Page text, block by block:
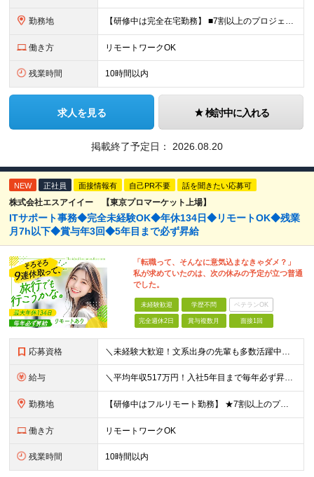
勤務地 【研修中は完全在宅勤務】 ■7割以上のプロジェクトでリモートワークを導入 ■一都三県のプロジェクト先 ■転居を伴う転勤なし ＜プロジェクト先＞ 東京・神奈川・千葉・埼玉でのプロジェクト先にて勤務いた
働き方 リモートワークOK
残業時間 10時間以内
求人を見る 検討中に入れる
掲載終了予定日： 2026.08.20
NEW 正社員 面接情報有 自己PR不要 話を聞きたい応募可
株式会社エスアイイー 【東京プロマーケット上場】
ITサポート事務◆完全未経験OK◆年休134日◆リモートOK◆残業
月7h以下◆賞与年3回◆5年目まで必ず昇給
「転職って、そんなに意気込まなきゃダメ？」
私が求めていたのは、次の休みの予定が立つ普通
でした。
未経験歓迎 学歴不問 ベテランOK
完全週休2日 賞与複数月 面接1回
応募資格 ＼未経験大歓迎！文系出身の先輩も多数活躍中／ ◆PCスキルに自信のない方も歓迎 ◆完全未経験OK ◆社会人デビューもOK ◆学歴不問 ＊*こんなアナタにオススメです*＊ ◇事務職に興味があるが、給与
給与 ＼平均年収517万円！入社5年目まで毎年必ず昇給／ ■賞与年3回 ■年収800万円以上も可 ■入社3年以上の平均年収469.2万円 月給23万2000円以上＋賞与年3回＋各種手当 ☆入社5年目まで最
勤務地 【研修中はフルリモート勤務】 ★7割以上のプロジェクトでリモートワークを導入 ★一都三県のプロジェクト先 ★転居を伴う転勤なし ＜プロジェクト先＞ 東京・神奈川・千葉・埼玉でのプロジェクト先にて勤務
働き方 リモートワークOK
残業時間 10時間以内